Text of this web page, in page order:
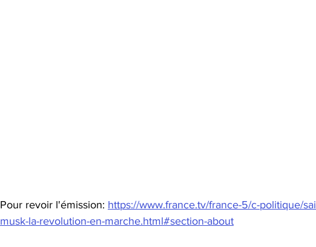
Pour revoir l'émission: https://www.france.tv/france-5/c-politique/
musk-la-revolution-en-marche.html#section-about